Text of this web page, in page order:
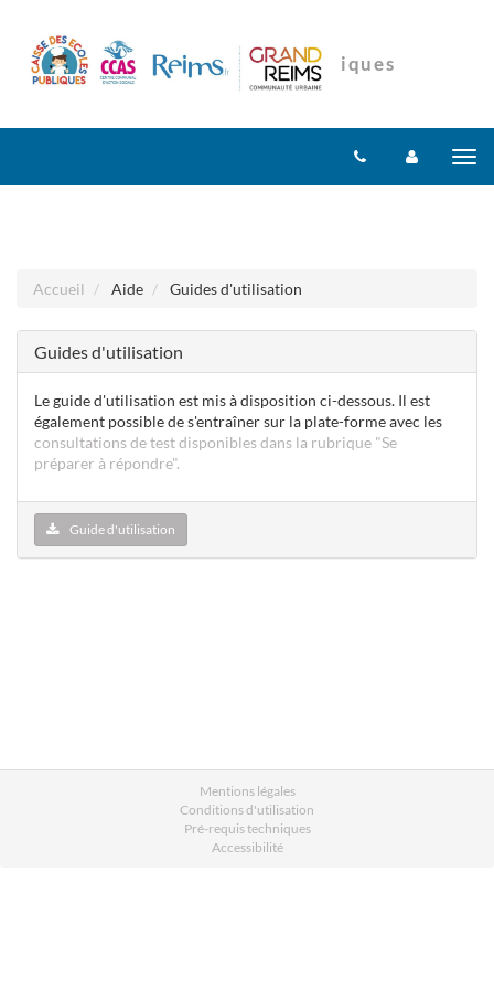
Accueil Aide Guides d'utilisation
Guides d'utilisation
Le guide d'utilisation est mis à disposition ci-dessous. Il est
également possible de s'entraîner sur la plate-forme avec les
consultations de test disponibles dans la rubrique "Se
préparer à répondre".
Guide d'utilisation
Mentions légales
Conditions d'utilisation
Pré-requis techniques
Accessibilité